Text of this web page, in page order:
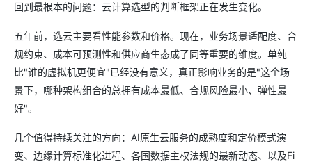
回到最根本的问题：云计算选型的判断框架正在发生变化。
五年前，选云主要看性能参数和价格。现在，业务场景适配度、合
规约束、成本可预测性和供应商生态成了同等重要的维度。单纯
比"谁的虚拟机更便宜"已经没有意义，真正影响业务的是"这个场
景下，哪种架构组合的总拥有成本最低、合规风险最小、弹性最
好"。
几个值得持续关注的方向：AI原生云服务的成熟度和定价模式演
变、边缘计算标准化进程、各国数据主权法规的最新动态、以及Fi